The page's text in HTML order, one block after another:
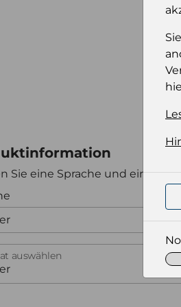
Sie eine Sprache und ein
auswählen